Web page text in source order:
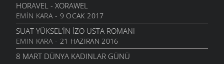
HORAVEL - XORAWEL
EMIN KARA- 9 OCAK 2017
SUAT YÜKSEL’IN İZO USTA ROMANI
EMIN KARA- 21 HAZIRAN 2016
8 MART DÜNYA KADINLAR GÜNÜ